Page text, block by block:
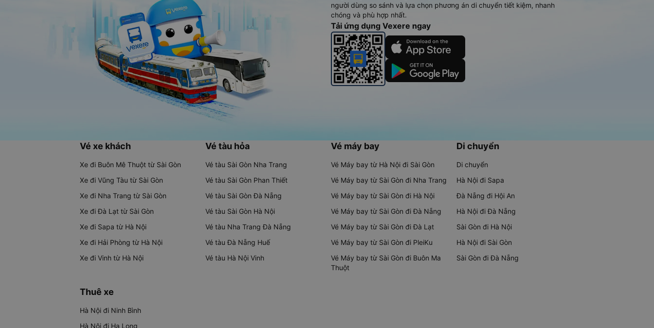
người dùng so sánh và lựa chọn phương án di chuyển tiết kiệm, nhanh
chóng và phù hợp nhất.
Tải ứng dụng Vexere ngay
Vé xe khách
Xe đi Buôn Mê Thuột từ Sài Gòn
Xe đi Vũng Tàu từ Sài Gòn
Xe đi Nha Trang từ Sài Gòn
Xe đi Đà Lạt từ Sài Gòn
Xe đi Sapa từ Hà Nội
Xe đi Hải Phòng từ Hà Nội
Xe đi Vinh từ Hà Nội
Vé tàu hỏa
Vé tàu Sài Gòn Nha Trang
Vé tàu Sài Gòn Phan Thiết
Vé tàu Sài Gòn Đà Nẵng
Vé tàu Sài Gòn Hà Nội
Vé tàu Nha Trang Đà Nẵng
Vé tàu Đà Nẵng Huế
Vé tàu Hà Nội Vinh
Vé máy bay
Vé Máy bay từ Hà Nội đi Sài Gòn
Vé Máy bay từ Sài Gòn đi Nha Trang
Vé Máy bay từ Sài Gòn đi Hà Nội
Vé Máy bay từ Sài Gòn đi Đà Nẵng
Vé Máy bay từ Sài Gòn đi Đà Lạt
Vé Máy bay từ Sài Gòn đi PleiKu
Vé Máy bay từ Sài Gòn đi Buôn Ma
Thuột
Di chuyển
Di chuyển
Hà Nội đi Sapa
Đà Nẵng đi Hội An
Hà Nội đi Đà Nẵng
Sài Gòn đi Hà Nội
Hà Nội đi Sài Gòn
Sài Gòn đi Đà Nẵng
Thuê xe
Hà Nội đi Ninh Bình
Hà Nội đi Hạ Long